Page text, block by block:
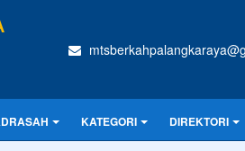
KATEGORI DIREKTORI